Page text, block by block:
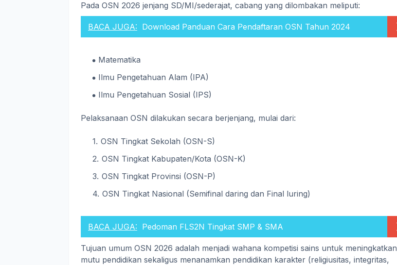
Pada OSN 2026 jenjang SD/MI/sederajat, cabang yang dilombakan meliputi:
BACA JUGA: Download Panduan Cara Pendaftaran OSN Tahun 2024
Matematika
Ilmu Pengetahuan Alam (IPA)
Ilmu Pengetahuan Sosial (IPS)
Pelaksanaan OSN dilakukan secara berjenjang, mulai dari:
OSN Tingkat Sekolah (OSN-S)
OSN Tingkat Kabupaten/Kota (OSN-K)
OSN Tingkat Provinsi (OSN-P)
OSN Tingkat Nasional (Semifinal daring dan Final luring)
BACA JUGA: Pedoman FLS2N Tingkat SMP & SMA
Tujuan umum OSN 2026 adalah menjadi wahana kompetisi sains untuk meningkatkan
mutu pendidikan sekaligus menanamkan pendidikan karakter (religiusitas, integritas,